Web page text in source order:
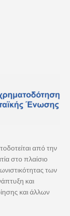
από την
στο πλαίσιο
των
και
και άλλων